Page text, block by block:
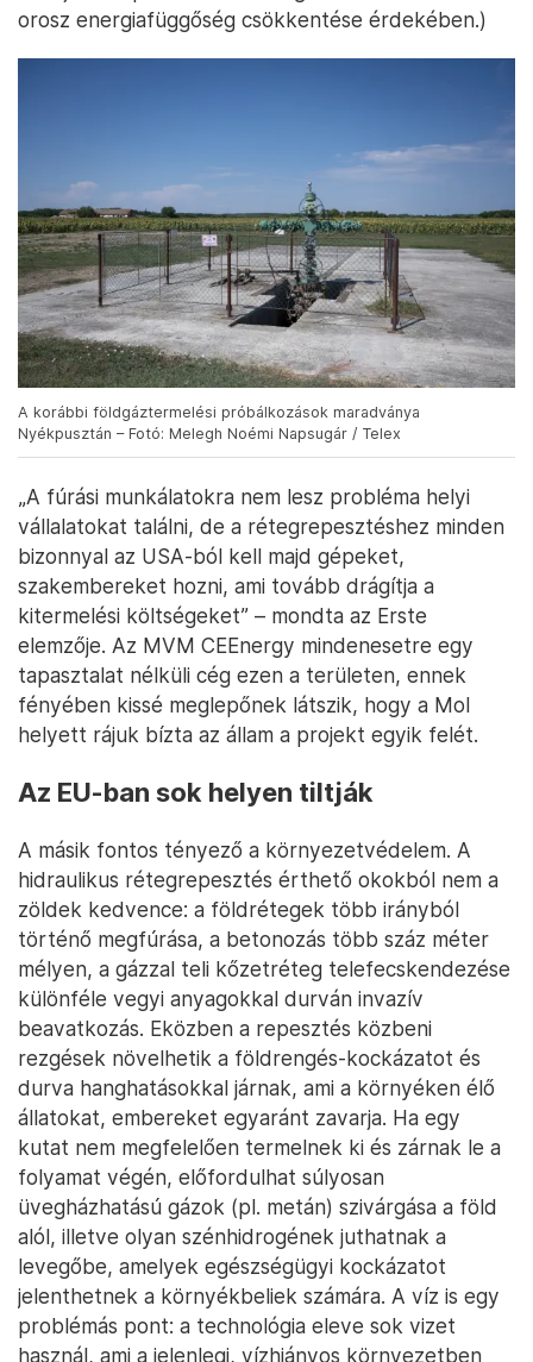
egy bizonyos Horizont General LLC. Utóbbi az
amerikai székhelyű Aspect Holdings LLC. palaipari
már nincsenek is olyan társaságok, amelyek
rétegrepesztéses technológiával foglalkoznának.
(Az Egyesült Királyságban régebben voltak
fracking-kutak, de környezetvédelmi
megfontolásból pár évvel ezelőtt betiltotta a
módszert egy legfelsőbb bírósági döntés. Ezen túl
Ukrajnában próbálkoztak még a technikával az
orosz energiafüggőség csökkentése érdekében.)
A korábbi földgáztermelési próbálkozások maradványa
vállalatokat találni, de a rétegrepesztéshez minden
bizonnyal az USA-ból kell majd gépeket,
szakembereket hozni, ami tovább drágítja a
kitermelési költségeket” – mondta az Erste
elemzője. Az MVM CEEnergy mindenesetre egy
tapasztalat nélküli cég ezen a területen, ennek
fényében kissé meglepőnek látszik, hogy a Mol
helyett rájuk bízta az állam a projekt egyik felét.
Az EU-ban sok helyen tiltják
A másik fontos tényező a környezetvédelem. A
hidraulikus rétegrepesztés érthető okokból nem a
zöldek kedvence: a földrétegek több irányból
történő megfúrása, a betonozás több száz méter
mélyen, a gázzal teli kőzetréteg telefecskendezése
különféle vegyi anyagokkal durván invazív